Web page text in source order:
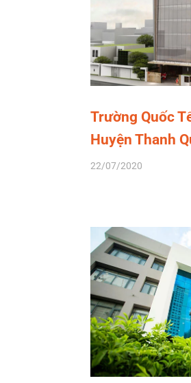
Trường Quốc
Huyện Thanh
22/07/2020